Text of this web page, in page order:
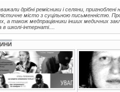
дрібні ремісники і селяни,
місто з суцільною письменністю.
а також медпрацівники інших медичних
школі-інтернаті....